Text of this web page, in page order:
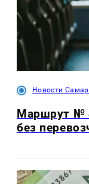
Новости
Маршрут №
без